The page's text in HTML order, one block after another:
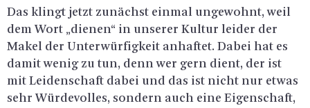
Das klingt jetzt zu­nächst ein­mal un­ge­wohnt, weil
dem Wort „die­nen“ in un­se­rer Kul­tur lei­der der
Makel der Un­ter­wür­fig­keit an­haf­tet. Dabei hat es
damit wenig zu tun, denn wer gern dient, der ist
mit Lei­den­schaft dabei und das ist nicht nur etwas
sehr Wür­de­vol­les, son­dern auch eine Ei­gen­schaft,